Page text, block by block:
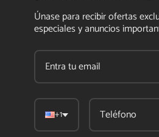
Únase para recibir ofertas
especiales y anuncios
+1